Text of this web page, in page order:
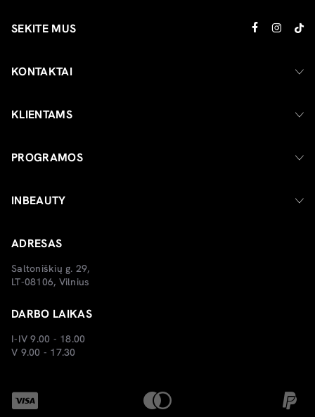
SEKITE MUS
KONTAKTAI
KLIENTAMS
PROGRAMOS
INBEAUTY
ADRESAS
Saltoniškių g. 29,
LT-08106, Vilnius
DARBO LAIKAS
I-IV 9.00 - 18.00
V 9.00 - 17.30